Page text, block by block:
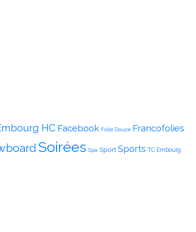
HC Facebook Folie Douce Francofolies
Soirées Spa Sport Sports TC Embourg